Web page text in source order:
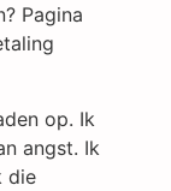
Pagina
op. Ik
angst. Ik
die